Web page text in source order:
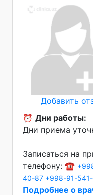
Добавить
⏰ Дни работы:
Дни приема
Записаться на
телефону: ☎️
40-87 +998-91-
Подробнее о